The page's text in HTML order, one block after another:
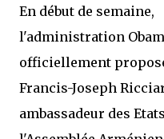
En début de semaine,
l'administration
officiellement
Francis-Joseph
ambassadeur des